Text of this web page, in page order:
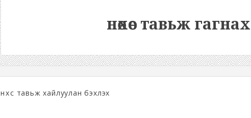
нөхөөс тавьж гагнах
нөхөөс тавьж хайлуулан бэхлэх